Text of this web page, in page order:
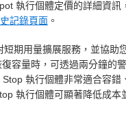
執行個體定價的詳細資訊
記錄頁面 。
短期用量擴展服務，並協助
容量時，可透過兩分鐘的
執行個體非常適合容錯
執行個體可顯著降低成本